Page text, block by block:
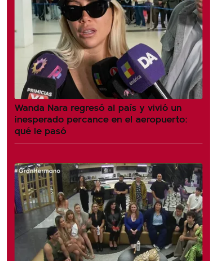
Wanda Nara regresó al país y vivió un
inesperado percance en el aeropuerto:
qué le pasó